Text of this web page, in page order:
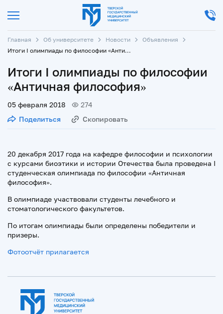
Главная Об университете Новости
Объявления
Итоги I олимпиады по философии «Античная философия»
Итоги I олимпиады по философии
«Античная философия»
05 февраля 2018
274
Поделиться
Скопировать
20 декабря 2017 года на кафедре философии и психологии
с курсами биоэтики и истории Отечества была проведена I
студенческая олимпиада по философии «Античная
философия».
В олимпиаде участвовали студенты лечебного и
стоматологического факультетов.
По итогам олимпиады были определены победители и
призеры.
Фотоотчёт прилагается